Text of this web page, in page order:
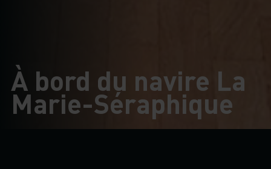
À bord du navire La
Marie-Séraphique